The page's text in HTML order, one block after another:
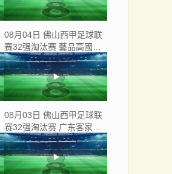
08月04日 佛山西甲足球联
赛32强淘汰赛 藝品高國際
VS 湛江狂狼·粵辉能源 全
场录像
08月03日 佛山西甲足球联
赛32强淘汰赛 广东客家青
年 VS 广州英华思力U17 全
场录像